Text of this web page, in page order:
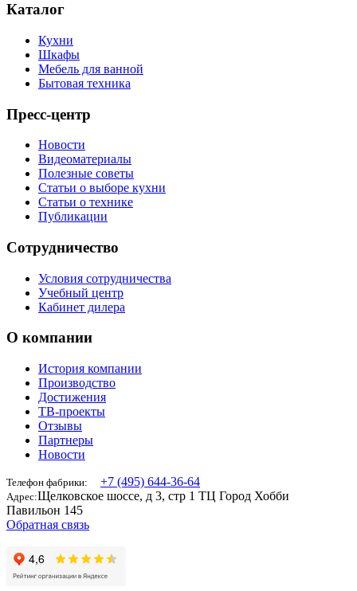
Каталог
Кухни
Шкафы
Мебель для ванной
Бытовая техника
Пресс-центр
Новости
Видеоматериалы
Полезные советы
Статьи о выборе кухни
Статьи о технике
Публикации
Сотрудничество
Условия сотрудничества
Учебный центр
Кабинет дилера
О компании
История компании
Производство
Достижения
ТВ-проекты
Отзывы
Партнеры
Новости
Телефон фабрики: +7 (495) 644-36-64
Адрес:Щелковское шоссе, д 3, стр 1 ТЦ Город Хобби
Павильон 145
Обратная связь